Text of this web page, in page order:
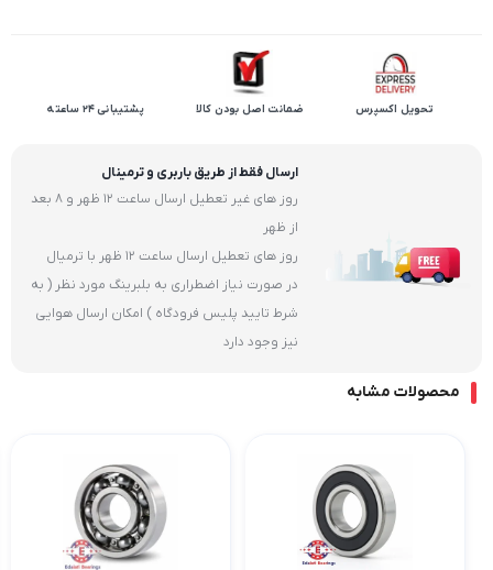
تحویل اکسپرس ضمانت اصل بودن کالا پشتیبانی 24 ساعته
ارسال فقط از طریق باربری و ترمینال
روز های غیر تعطیل ارسال ساعت 12 ظهر و 8 بعد
از ظهر
روز های تعطیل ارسال ساعت 12 ظهر با ترمیال
در صورت نیاز اضطراری به بلبرینگ مورد نظر ( به
شرط تایید پلیس فرودگاه ) امکان ارسال هوایی
نیز وجود دارد
محصولات مشابه